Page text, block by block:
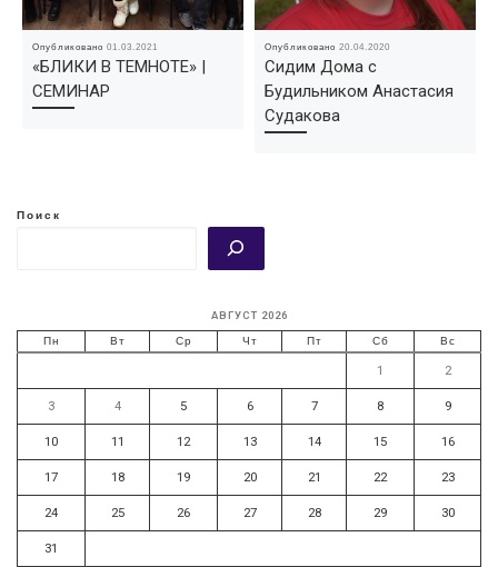
Опубликовано01.03.2021
«БЛИКИ В ТЕМНОТЕ» |
СЕМИНАР
Опубликовано20.04.2020
Сидим Дома с
Будильником Анастасия
Судакова
Поиск
АВГУСТ 2026
Пн Вт Ср Чт Пт Сб Вс
1 2
3 4 5 6 7 8 9
10 11 12 13 14 15 16
17 18 19 20 21 22 23
24 25 26 27 28 29 30
31